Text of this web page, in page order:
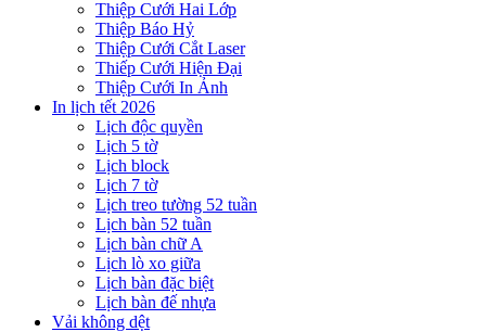
Thiệp Cưới Hai Lớp
Thiệp Báo Hỷ
Thiệp Cưới Cắt Laser
Thiếp Cưới Hiện Đại
Thiệp Cưới In Ảnh
In lịch tết 2026
Lịch độc quyền
Lịch 5 tờ
Lịch block
Lịch 7 tờ
Lịch treo tường 52 tuần
Lịch bàn 52 tuần
Lịch bàn chữ A
Lịch lò xo giữa
Lịch bàn đặc biệt
Lịch bàn đế nhựa
Vải không dệt